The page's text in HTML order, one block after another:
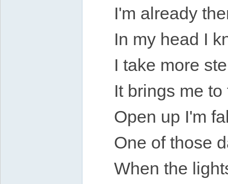
I'm already
In my head I
I take more
It brings me to
Open up I'm
One of those
When the